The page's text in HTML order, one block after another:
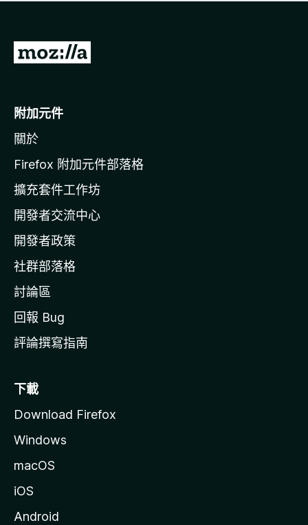
有
前
o
i
l
a
官
網
附加元件
關於
Firefox 附加元件部落格
擴充套件工作坊
開發者交流中心
開發者政策
社群部落格
討論區
回報 Bug
評論撰寫指南
下載
Download Firefox
Windows
macOS
iOS
Android